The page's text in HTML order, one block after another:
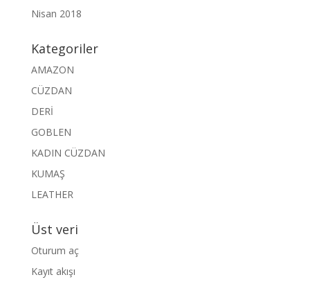
Nisan 2018
Kategoriler
AMAZON
CÜZDAN
DERİ
GOBLEN
KADIN CÜZDAN
KUMAŞ
LEATHER
Üst veri
Oturum aç
Kayıt akışı